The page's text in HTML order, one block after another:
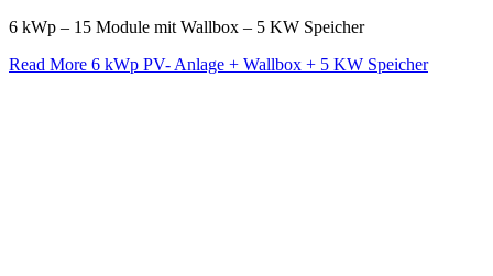
6 kWp – 15 Module mit Wallbox – 5 KW Speicher
Read More 6 kWp PV- Anlage + Wallbox + 5 KW Speicher